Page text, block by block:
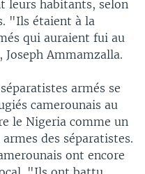
leurs habitants, selon
"Ils étaient à la
qui auraient fui au
Ammamzalla.
armés se
camerounais au
le Nigeria comme un
des séparatistes.
ont encore